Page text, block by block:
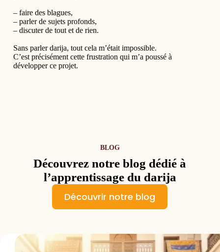
– faire des blagues,
– parler de sujets profonds,
– discuter de tout et de rien.
Sans parler darija, tout cela m’était impossible.
C’est précisément cette frustration qui m’a poussé à
développer ce projet.
BLOG
Découvrez notre blog dédié à
l’apprentissage du darija
Découvrir notre blog